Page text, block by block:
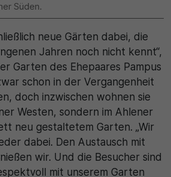
Süden.
neue Gärten dabei, die
Jahren noch nicht kennt“,
Garten des Ehepaares Pampus
schon in der Vergangenheit
doch inzwischen wohnen sie
Westen, sondern im Ahlener
neu gestaltetem Garten. „Wir
dabei. Den Austausch mit
wir. Und die Besucher sind
mit unserem Garten
Ihre Consent-Einstellungen.
zufällig generierte ID, für die
Ihrer vorgenommen
der Webseiten-Betreiber dies